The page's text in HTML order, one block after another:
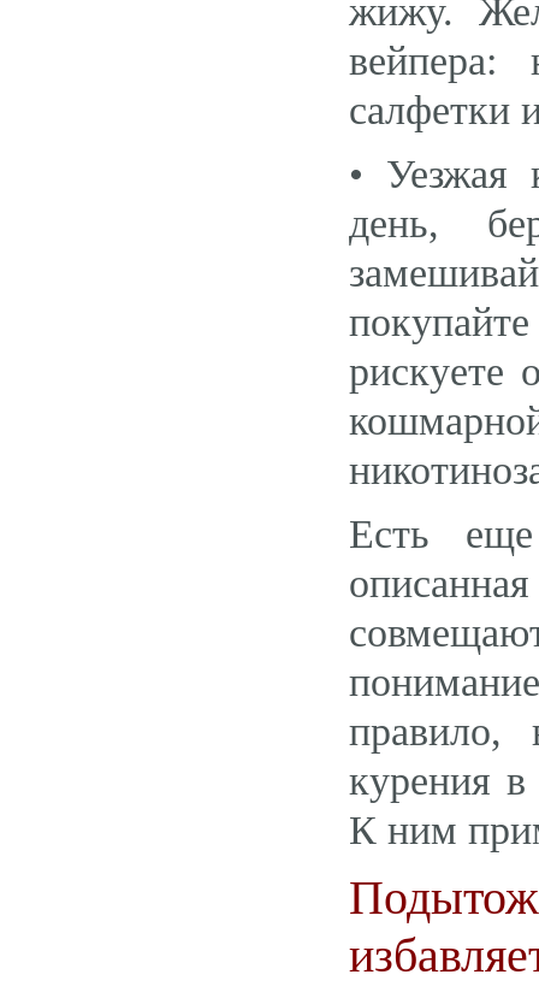
жижу.
вейпера:
салфетки
• Уезжая
день,
рискуете
Есть еще
правило,
курения
К ним